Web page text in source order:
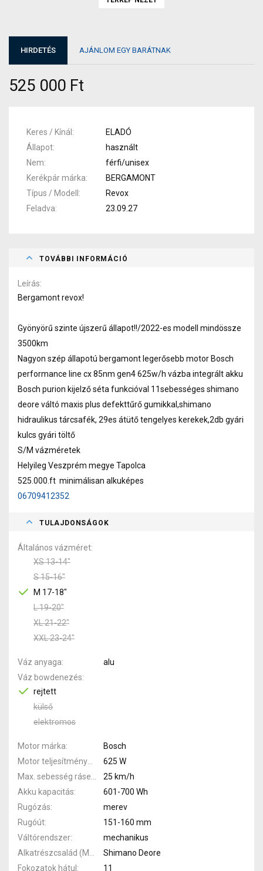
HIRDETÉS AJÁNLOM EGY BARÁTNAK
525 000 Ft
Keres / Kínál
ELADÓ
Állapot
használt
Nem
férfi/unisex
Kerékpár márka
BERGAMONT
Típus / Modell
Revox
Feladva
23.09.27
TOVÁBBI INFORMÁCIÓ
Leírás
Bergamont revox!
Gyönyörű szinte újszerű állapot!!/2022-es modell mindössze
3500km
Nagyon szép állapotú bergamont legerősebb motor Bosch
performance line cx 85nm gen4 625w/h vázba integrált akku
Bosch purion kijelző séta funkcióval 11sebességes shimano
deore váltó maxis plus defekttűrő gumikkal,shimano
hidraulikus tárcsafék, 29es átütő tengelyes kerekek,2db gyári
kulcs gyári töltő
S/M vázméretek
Helyileg Veszprém megye Tapolca
525.000.ft minimálisan alkuképes
06709412352
TULAJDONSÁGOK
Általános vázméret
XS 13-14"
S 15-16"
M 17-18"
L 19-20"
XL 21-22"
XXL 23-24"
Váz anyaga
alu
Váz bowdenezés
rejtett
külső
elektromos
Motor márka
Bosch
625 W
25 km/h
Akku kapacitás
601-700 Wh
Rugózás
merev
Rugóút
151-160 mm
Váltórendszer
mechanikus
Shimano Deore
Fokozatok hátul
11